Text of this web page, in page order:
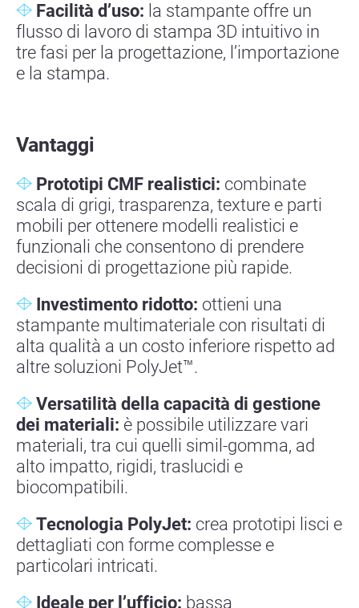
Facilità d’uso: la stampante offre un
flusso di lavoro di stampa 3D intuitivo in
tre fasi per la progettazione, l’importazione
e la stampa.
Vantaggi
Prototipi CMF realistici: combinate
scala di grigi, trasparenza, texture e parti
mobili per ottenere modelli realistici e
funzionali che consentono di prendere
decisioni di progettazione più rapide.
Investimento ridotto: ottieni una
stampante multimateriale con risultati di
alta qualità a un costo inferiore rispetto ad
altre soluzioni PolyJet™.
Versatilità della capacità di gestione
dei materiali: è possibile utilizzare vari
materiali, tra cui quelli simil-gomma, ad
alto impatto, rigidi, traslucidi e
biocompatibili.
Tecnologia PolyJet: crea prototipi lisci e
dettagliati con forme complesse e
particolari intricati.
Ideale per l’ufficio: bassa